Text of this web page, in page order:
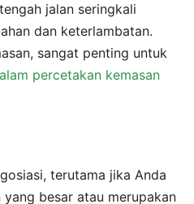
jalan seringkali
dan keterlambatan.
sangat penting untuk
percetakan kemasan
terutama jika Anda
besar atau merupakan